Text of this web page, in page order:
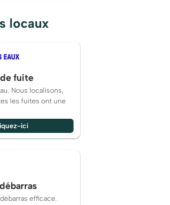
locaux
fuite
Nous localisons,
les fuites ont une
ici
efficace.